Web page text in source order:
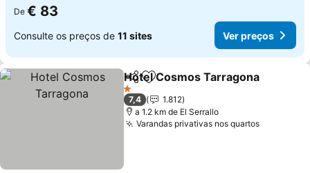
De € 83
Consulte os preços de 11 sites Ver preços
PartilharAdicionar aos favoritos
Hotel Cosmos Tarragona
1 Estrelas
7,4
1.812
a 1.2 km de El Serrallo
Varandas privativas nos quartosVer